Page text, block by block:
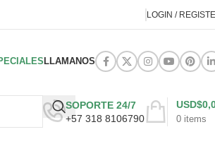
LOGIN /
LLAMANOS
SOPORTE 24/7
+57 318 8106790
0 items
USD$